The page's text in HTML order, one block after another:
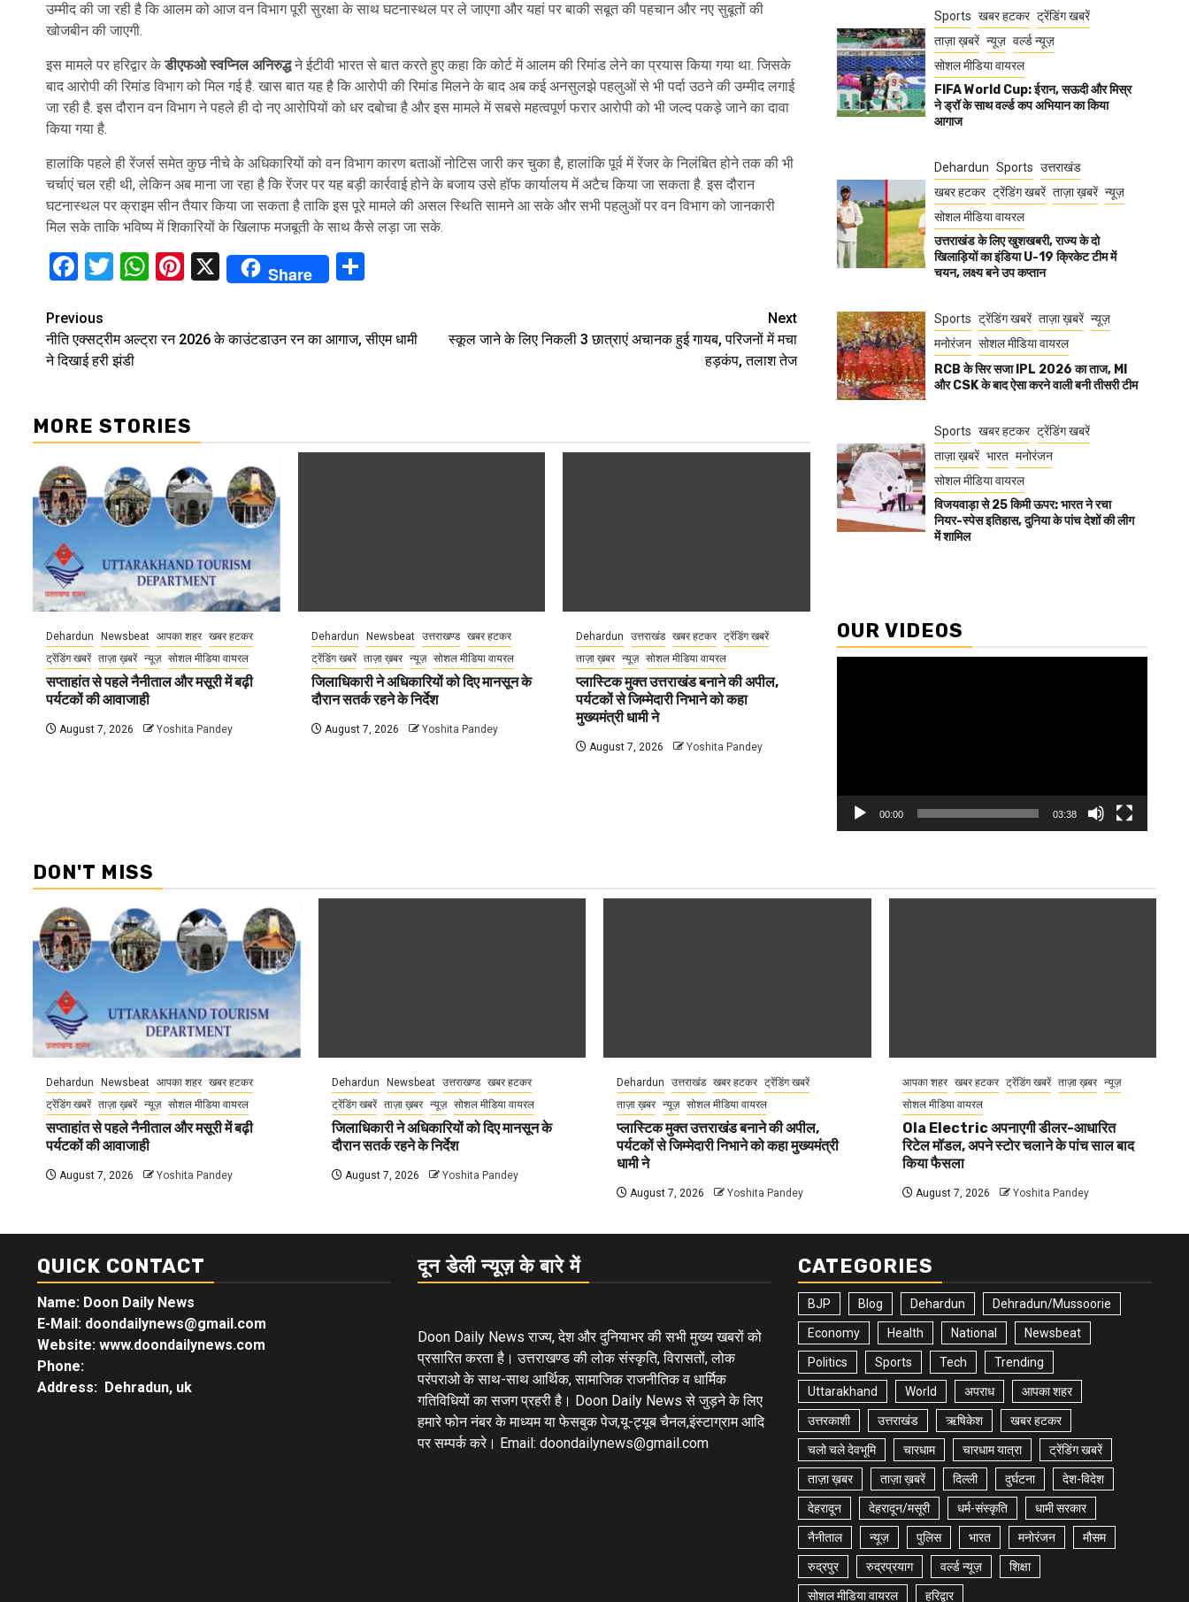
उम्मीद की जा रही है कि आलम को आज वन विभाग पूरी सुरक्षा के साथ घटनास्थल पर ले जाएगा और यहां पर बाकी सबूत की पहचान और नए सुबूतों की
खोजबीन की जाएगी.
इस मामले पर हरिद्वार केडीएफओ स्वप्निल अनिरुद्धने ईटीवी भारत से बात करते हुए कहा कि कोर्ट में आलम की रिमांड लेने का प्रयास किया गया था. जिसके
बाद आरोपी की रिमांड विभाग को मिल गई है. खास बात यह है कि आरोपी की रिमांड मिलने के बाद अब कई अनसुलझे पहलुओं से भी पर्दा उठने की उम्मीद लगाई
जा रही है. इस दौरान वन विभाग ने पहले ही दो नए आरोपियों को धर दबोचा है और इस मामले में सबसे महत्वपूर्ण फरार आरोपी को भी जल्द पकड़े जाने का दावा
किया गया है.
हालांकि पहले ही रेंजर्स समेत कुछ नीचे के अधिकारियों को वन विभाग कारण बताओं नोटिस जारी कर चुका है, हालांकि पूर्व में रेंजर के निलंबित होने तक की भी
चर्चाएं चल रही थी, लेकिन अब माना जा रहा है कि रेंजर पर यह बड़ी कार्रवाई होने के बजाय उसे हॉफ कार्यालय में अटैच किया जा सकता है. इस दौरान
घटनास्थल पर क्राइम सीन तैयार किया जा सकता है ताकि इस पूरे मामले की असल स्थिति सामने आ सके और सभी पहलुओं पर वन विभाग को जानकारी
मिल सके ताकि भविष्य में शिकारियों के खिलाफ मजबूती के साथ कैसे लड़ा जा सके.
Facebook
Twitter
WhatsApp
Pinterest
X Share
Continue
Reading
Previous
नीति एक्सट्रीम अल्ट्रा रन 2026 के काउंटडाउन रन का आगाज, सीएम धामी
ने दिखाई हरी झंडी
Next
स्कूल जाने के लिए निकली 3 छात्राएं अचानक हुई गायब, परिजनों में मचा
हड़कंप, तलाश तेज
MORE STORIES
Dehardun Newsbeat आपका शहर खबर हटकर
ट्रेंडिंग खबरें ताज़ा ख़बरें न्यूज़ सोशल मीडिया वायरल
सप्ताहांत से पहले नैनीताल और मसूरी में बढ़ी
पर्यटकों की आवाजाही
August 7, 2026 Yoshita Pandey
Dehardun Newsbeat उत्तराखण्ड खबर हटकर
ट्रेंडिंग खबरें ताज़ा ख़बर न्यूज़ सोशल मीडिया वायरल
जिलाधिकारी ने अधिकारियों को दिए मानसून के
दौरान सतर्क रहने के निर्देश
August 7, 2026 Yoshita Pandey
Dehardun उत्तराखंड खबर हटकर ट्रेंडिंग खबरें
ताज़ा ख़बर न्यूज़ सोशल मीडिया वायरल
प्लास्टिक मुक्त उत्तराखंड बनाने की अपील,
पर्यटकों से जिम्मेदारी निभाने को कहा
मुख्यमंत्री धामी ने
August 7, 2026 Yoshita Pandey
Sports खबर हटकर ट्रेंडिंग खबरें
ताज़ा ख़बरें न्यूज़ वर्ल्ड न्यूज़
सोशल मीडिया वायरल
FIFA World Cup: ईरान, सऊदी और मिस्र
ने ड्रॉ के साथ वर्ल्ड कप अभियान का किया
आगाज
Dehardun Sports उत्तराखंड
खबर हटकर ट्रेंडिंग खबरें ताज़ा ख़बरें न्यूज़
सोशल मीडिया वायरल
उत्तराखंड के लिए खुशखबरी, राज्य के दो
खिलाड़ियों का इंडिया U-19 क्रिकेट टीम में
चयन, लक्ष्य बने उप कप्तान
Sports ट्रेंडिंग खबरें ताज़ा ख़बरें न्यूज़
मनोरंजन सोशल मीडिया वायरल
RCB के सिर सजा IPL 2026 का ताज, MI
और CSK के बाद ऐसा करने वाली बनी तीसरी टीम
Sports खबर हटकर ट्रेंडिंग खबरें
ताज़ा ख़बरें भारत मनोरंजन
सोशल मीडिया वायरल
विजयवाड़ा से 25 किमी ऊपर: भारत ने रचा
नियर-स्पेस इतिहास, दुनिया के पांच देशों की लीग
में शामिल
OUR VIDEOS
00:00 03:38
DON'T MISS
Dehardun Newsbeat आपका शहर खबर हटकर
ट्रेंडिंग खबरें ताज़ा ख़बरें न्यूज़ सोशल मीडिया वायरल
सप्ताहांत से पहले नैनीताल और मसूरी में बढ़ी
पर्यटकों की आवाजाही
August 7, 2026 Yoshita Pandey
Dehardun Newsbeat उत्तराखण्ड
खबर हटकर
ट्रेंडिंग खबरें
ताज़ा ख़बर न्यूज़ सोशल मीडिया वायरल
जिलाधिकारी ने अधिकारियों को दिए मानसून के
दौरान सतर्क रहने के निर्देश
August 7, 2026 Yoshita Pandey
Dehardun उत्तराखंड खबर हटकर ट्रेंडिंग खबरें
ताज़ा ख़बर न्यूज़ सोशल मीडिया वायरल
प्लास्टिक मुक्त उत्तराखंड बनाने की अपील,
पर्यटकों से जिम्मेदारी निभाने को कहा मुख्यमंत्री
धामी ने
August 7, 2026 Yoshita Pandey
आपका शहर खबर हटकर ट्रेंडिंग खबरें ताज़ा ख़बर
न्यूज़
सोशल मीडिया वायरल
Ola Electric अपनाएगी डीलर-आधारित
रिटेल मॉडल, अपने स्टोर चलाने के पांच साल बाद
किया फैसला
August 7, 2026 Yoshita Pandey
QUICK CONTACT
Name: Doon Daily News
E-Mail: doondailynews@gmail.com
Website: www.doondailynews.com
Phone:
Address: Dehradun, uk
दून डेली न्यूज़ के बारे में
Doon Daily News राज्य, देश और दुनियाभर की सभी मुख्य खबरों को
प्रसारित करता है। उत्तराखण्ड की लोक संस्कृति, विरासतों, लोक
परंपराओ के साथ-साथ आर्थिक, सामाजिक राजनीतिक व धार्मिक
गतिविधियों का सजग प्रहरी है। Doon Daily News से जुड़ने के लिए
हमारे फोन नंबर के माध्यम या फेसबुक पेज,यू-ट्यूब चैनल,इंस्टाग्राम आदि
पर सम्पर्क करे। Email: doondailynews@gmail.com
CATEGORIES
BJP Blog Dehardun Dehradun/Mussoorie
Economy Health National Newsbeat
Politics Sports Tech Trending
Uttarakhand World अपराध आपका शहर
उत्तरकाशी उत्तराखंड ऋषिकेश खबर हटकर
चलो चले देवभूमि चारधाम चारधाम यात्रा ट्रेंडिंग खबरें
ताज़ा ख़बर ताज़ा ख़बरें दिल्ली दुर्घटना देश-विदेश
देहरादून देहरादून/मसूरी धर्म-संस्कृति धामी सरकार
नैनीताल न्यूज़ पुलिस भारत मनोरंजन मौसम
रुद्रपुर रुद्रप्रयाग वर्ल्ड न्यूज़ शिक्षा
सोशल मीडिया वायरल हरिद्वार